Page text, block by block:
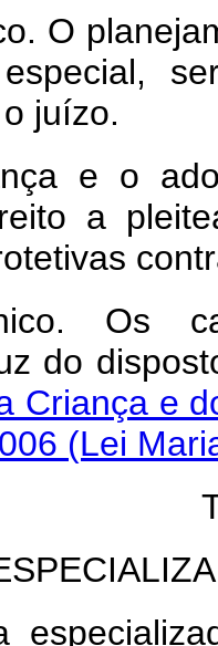
O
juízo.
e o
a
Os
do
Criança e
(Lei